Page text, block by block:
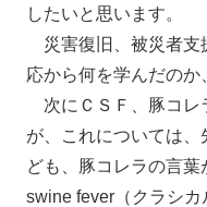
したいと思います。
災害復旧、被災者支
応から何を学んだのか
次にＣＳＦ、豚コレ
が、これについては
ども、豚コレラの言
swine fever（クラシ